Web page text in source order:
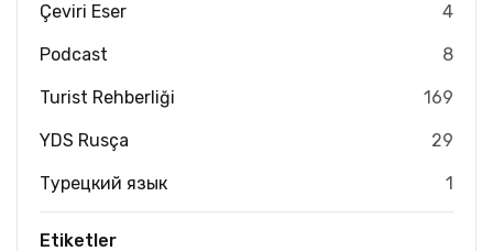
Çeviri Eser 4
Podcast 8
Turist Rehberliği 169
YDS Rusça 29
Турецкий язык 1
Etiketler